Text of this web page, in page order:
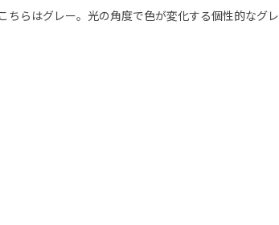
ちらはグレー。光の角度で色が変化する個性的なグレ